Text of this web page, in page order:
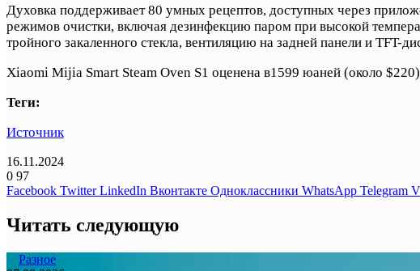
Духовка поддерживает 80 умных рецептов, доступных через
режимов очистки, включая дезинфекцию паром при высокой
тройного закаленного стекла, вентиляцию на задней панели и TFT-
Xiaomi Mijia Smart Steam Oven S1 оценена в1599 юаней (около
Теги:
Источник
16.11.2024
0 97
Facebook Twitter LinkedIn Вконтакте Одноклассники WhatsApp Telegram
Читать следующую
Разное